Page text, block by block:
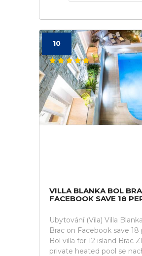
10
VILLA BLANKA BOL
FACEBOOK SAVE 18
Ubytování (Vila) Villa
Brac on Facebook save 18
Bol villa for 12 island Brac
private heated pool se